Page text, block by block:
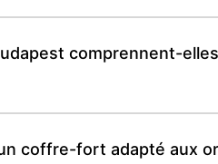
comprennent-
coffre-fort adapté aux